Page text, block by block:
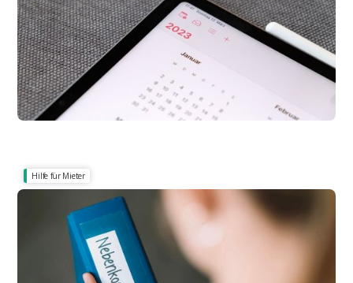
Hilfe für Mieter
Nachzahlung oder Gutschrift?
Nebenkosten 2026: Was dazugehört und was
Mieter zahlen müssen